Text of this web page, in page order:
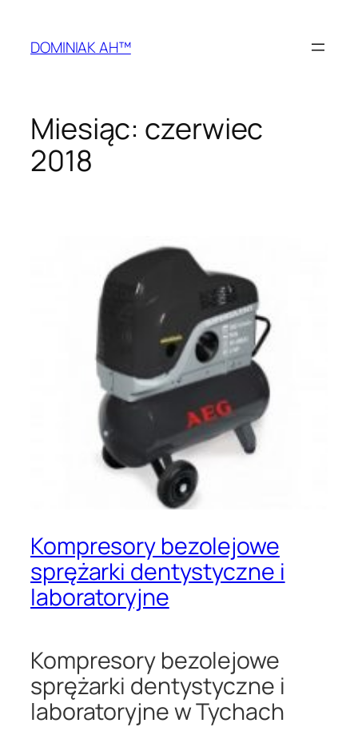
treściDOMINIAK AH™
Miesiąc: czerwiec
2018
Kompresory bezolejowe
sprężarki dentystyczne i
laboratoryjne
Kompresory bezolejowe
sprężarki dentystyczne i
laboratoryjne w Tychach